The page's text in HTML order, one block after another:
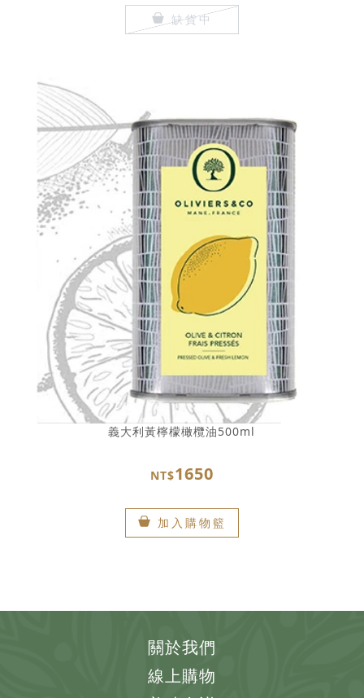
缺貨中
義大利黃檸檬橄欖油500ml
NT$1650
加入購物籃
關於我們
線上購物